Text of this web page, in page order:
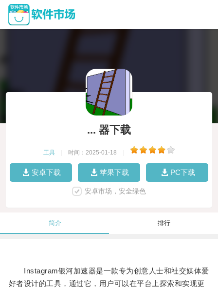
... 器下载
工具 时间：2025-01-18
安卓下载 苹果下载 PC下载
安卓市场，安全绿色
简介 排行
Instagram银河加速器是一款专为创意人士和社交媒体爱
好者设计的工具，通过它，用户可以在平台上探索和实现更